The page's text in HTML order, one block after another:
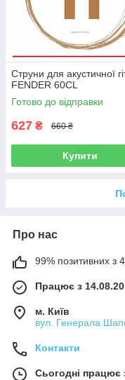
Струни для акустичної
FENDER 60CL
Готово до відправки
627 ₴ 660 ₴
Купити
Про нас
99% позитивних з
Працює з
м. Київ
вул. Генерала
Контакти
Сьогодні працює